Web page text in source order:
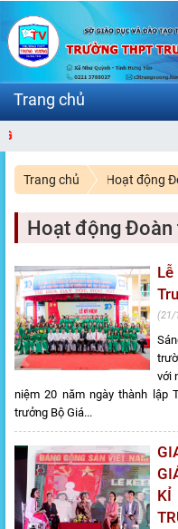
Trang chủ Hoạt động
Hoạt động Đoàn
21/
với
niệm 20 năm ngày thành lập
trưởng Bộ Giá...
KỈ